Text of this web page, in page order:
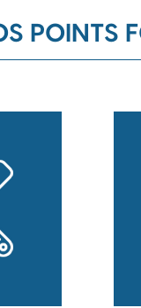
POINTS